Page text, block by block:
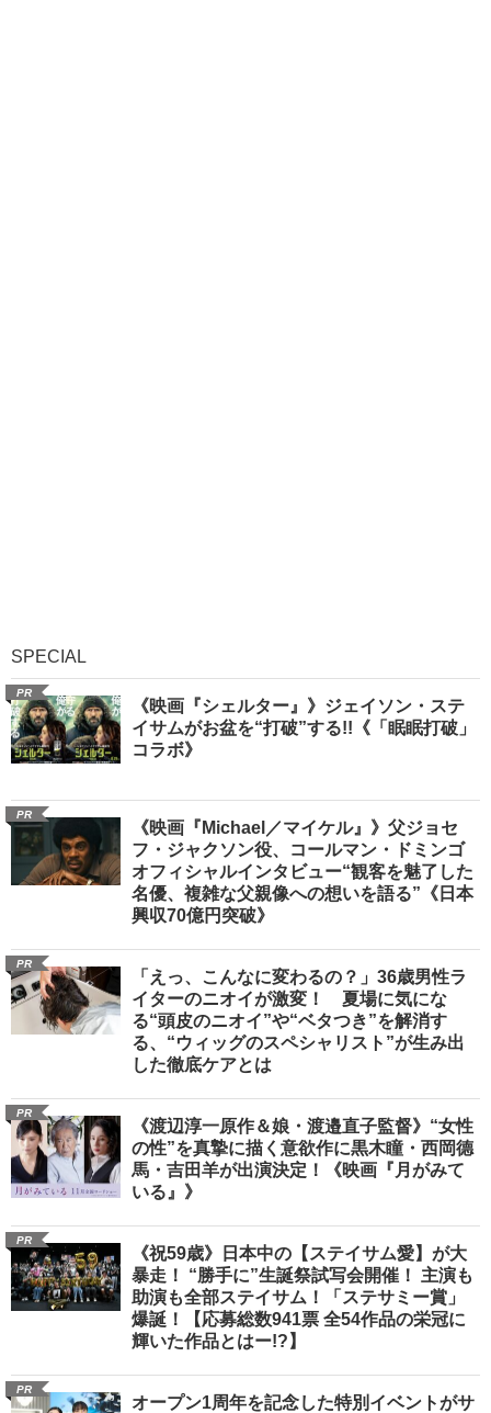
SPECIAL
PR
《映画『シェルター』》ジェイソン・ステ
イサムがお盆を“打破”する!!《「眠眠打破」
コラボ》
PR
《映画『Michael／マイケル』》父ジョセ
フ・ジャクソン役、コールマン・ドミンゴ
オフィシャルインタビュー“観客を魅了した
名優、複雑な父親像への想いを語る”《日本
興収70億円突破》
PR
「えっ、こんなに変わるの？」36歳男性ラ
イターのニオイが激変！ 夏場に気にな
る“頭皮のニオイ”や“ベタつき”を解消す
る、“ウィッグのスペシャリスト”が生み出
した徹底ケアとは
PR
《渡辺淳一原作＆娘・渡邉直子監督》“女性
の性”を真摯に描く意欲作に黒木瞳・西岡德
馬・吉田羊が出演決定！《映画『月がみて
いる』》
PR
《祝59歳》日本中の【ステイサム愛】が大
暴走！ “勝手に”生誕祭試写会開催！ 主演も
助演も全部ステイサム！「ステサミー賞」
爆誕！【応募総数941票 全54作品の栄冠に
輝いた作品とはー!?】
PR
オープン1周年を記念した特別イベントがサ